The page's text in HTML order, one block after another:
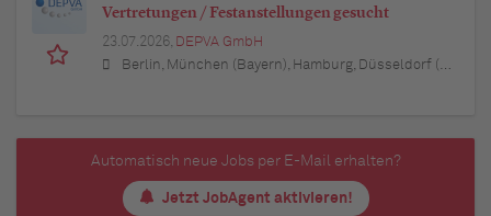
Vertretungen / Festanstellungen gesucht
23.07.2026, DEPVA GmbH
Berlin, München (Bayern), Hamburg, Düsseldorf (Nordrhein-Westfalen), Köln (Nordrhein-Westfalen), Essen (Nordrhein-Westfalen), Dortmund (Nordrhein-Westfalen), Stuttgart (Baden-Württemberg), Heilbronn (Baden-Württemberg), Hannover (Niedersachsen), Rostock (Mecklenburg-Vorpommern), Kiel (Schleswig-Holstein), Augsburg (Bayern), Nürnberg (Bayern), Frankfurt am Main (Hessen), Bremen, Schwerin (Mecklenburg-Vorpommern), Mainz (Rheinland-Pfalz), Saarbrücken (Saarland), Dresden (Sachsen), Magdeburg (Sachsen-Anhalt), Potsdam (Brandenburg), Erfurt (Thüringen), Würzburg (Bayern), Heilbronn (Baden-Württemberg), Leipzig (Sachsen)
Automatisch neue Jobs per E-Mail erhalten?
Jetzt JobAgent aktivieren!